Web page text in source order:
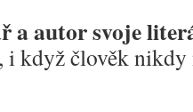
a autor svoje
i když člověk